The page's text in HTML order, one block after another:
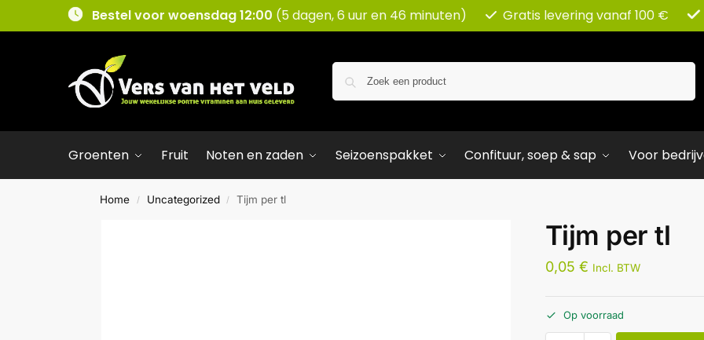
Bestel voor woensdag 12:00 (5 dagen, 6 uur en 46 minuten) Gratis levering vanaf 100 €
Groenten Fruit Noten en zaden Seizoenspakket Confituur, soep & sap Voor
Home / Uncategorized / Tijm per tl
Tijm per tl
0,05 € Incl. BTW
Op voorraad